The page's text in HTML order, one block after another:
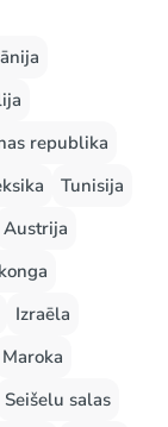
republika
Tunisija
Austrija
Izraēla
Maroka
Seišelu salas